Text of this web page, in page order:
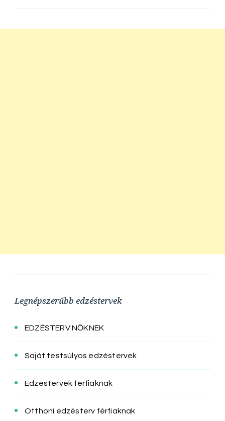
Legnépszerűbb edzéstervek
EDZÉSTERV NŐKNEK
Saját testsúlyos edzéstervek
Edzéstervek férfiaknak
Otthoni edzésterv férfiaknak